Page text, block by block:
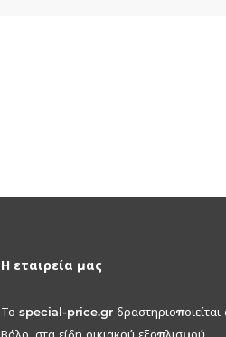
Η εταιρεία μας
Το special-price.gr δραστηριοποιείται